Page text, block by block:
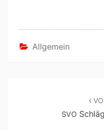
Allgemein
SVO